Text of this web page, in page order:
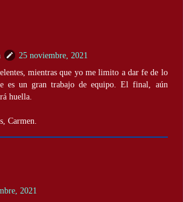
25 noviembre, 2021
mientras que yo me limito a dar fe de lo
es un gran trabajo de equipo. El final, aún
huella.
Carmen.
2021